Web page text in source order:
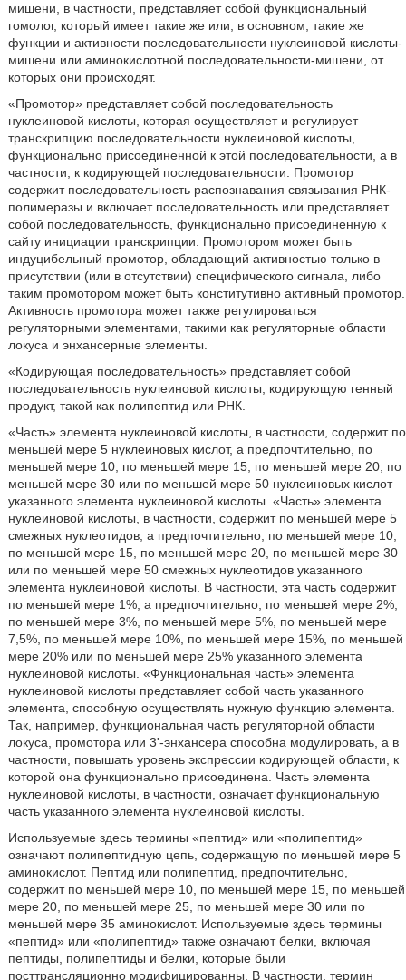
мишени, в частности, представляет собой функциональный
гомолог, который имеет такие же или, в основном, такие же
функции и активности последовательности нуклеиновой кислоты-
мишени или аминокислотной последовательности-мишени, от
которых они происходят.
«Промотор» представляет собой последовательность
нуклеиновой кислоты, которая осуществляет и регулирует
транскрипцию последовательности нуклеиновой кислоты,
функционально присоединенной к этой последовательности, а в
частности, к кодирующей последовательности. Промотор
содержит последовательность распознавания связывания РНК-
полимеразы и включает последовательность или представляет
собой последовательность, функционально присоединенную к
сайту инициации транскрипции. Промотором может быть
индуцибельный промотор, обладающий активностью только в
присутствии (или в отсутствии) специфического сигнала, либо
таким промотором может быть конститутивно активный промотор.
Активность промотора может также регулироваться
регуляторными элементами, такими как регуляторные области
локуса и энхансерные элементы.
«Кодирующая последовательность» представляет собой
последовательность нуклеиновой кислоты, кодирующую генный
продукт, такой как полипептид или РНК.
«Часть» элемента нуклеиновой кислоты, в частности, содержит по
меньшей мере 5 нуклеиновых кислот, а предпочтительно, по
меньшей мере 10, по меньшей мере 15, по меньшей мере 20, по
меньшей мере 30 или по меньшей мере 50 нуклеиновых кислот
указанного элемента нуклеиновой кислоты. «Часть» элемента
нуклеиновой кислоты, в частности, содержит по меньшей мере 5
смежных нуклеотидов, а предпочтительно, по меньшей мере 10,
по меньшей мере 15, по меньшей мере 20, по меньшей мере 30
или по меньшей мере 50 смежных нуклеотидов указанного
элемента нуклеиновой кислоты. В частности, эта часть содержит
по меньшей мере 1%, а предпочтительно, по меньшей мере 2%,
по меньшей мере 3%, по меньшей мере 5%, по меньшей мере
7,5%, по меньшей мере 10%, по меньшей мере 15%, по меньшей
мере 20% или по меньшей мере 25% указанного элемента
нуклеиновой кислоты. «Функциональная часть» элемента
нуклеиновой кислоты представляет собой часть указанного
элемента, способную осуществлять нужную функцию элемента.
Так, например, функциональная часть регуляторной области
локуса, промотора или 3'-энхансера способна модулировать, а в
частности, повышать уровень экспрессии кодирующей области, к
которой она функционально присоединена. Часть элемента
нуклеиновой кислоты, в частности, означает функциональную
часть указанного элемента нуклеиновой кислоты.
Используемые здесь термины «пептид» или «полипептид»
означают полипептидную цепь, содержащую по меньшей мере 5
аминокислот. Пептид или полипептид, предпочтительно,
содержит по меньшей мере 10, по меньшей мере 15, по меньшей
мере 20, по меньшей мере 25, по меньшей мере 30 или по
меньшей мере 35 аминокислот. Используемые здесь термины
«пептид» или «полипептид» также означают белки, включая
пептиды, полипептиды и белки, которые были
посттрансляционно модифицированны. В частности, термин